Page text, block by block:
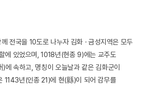
전국을 10도로 나누자 김화 · 금성지역은 모두
에 있었으며, 1018년(현종 9)에는 교주도
속하고, 명칭이 오늘날과 같은 김화군이
1143년(인종 21)에 현(縣)이 되어 감무를